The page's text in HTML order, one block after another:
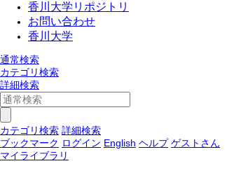
香川大学リポジトリ
お問い合わせ
香川大学
通常検索
カテゴリ検索
詳細検索
カテゴリ検索 詳細検索
ブックマーク ログイン English ヘルプ ゲストさん
マイライブラリ